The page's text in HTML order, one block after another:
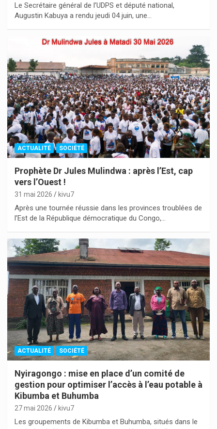
Le Secrétaire général de l’UDPS et député national,
Augustin Kabuya a rendu jeudi 04 juin, une…
ACTUALITÉ SOCIÉTÉ
Prophète Dr Jules Mulindwa : après l’Est, cap
vers l’Ouest !
31 mai 2026 kivu7
Après une tournée réussie dans les provinces troublées de
l’Est de la République démocratique du Congo,…
ACTUALITÉ SOCIÉTÉ
Nyiragongo : mise en place d’un comité de
gestion pour optimiser l’accès à l’eau potable à
Kibumba et Buhumba
27 mai 2026 kivu7
Les groupements de Kibumba et Buhumba, situés dans le